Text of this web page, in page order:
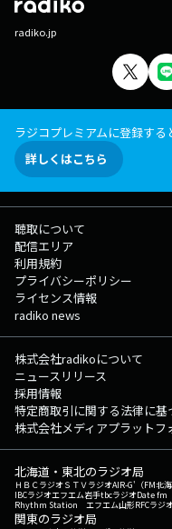
radiko.jp
ラジコプレミアムに登録す
詳しくはこちら
聴取について
配信エリア
利用規約
プライバシーポリシー
ライセンス情報
radiko news
株式会社radikoについて
ニュースリリース
採用情報
特定商取引に関する法律に基
株式会社メディアプラットフ
北海道・東北のラジオ局
ＨＢＣラジオＳＴＶラジオAIR-G'（FM北海
IBCラジオエフエム岩手tbcラジオDate fm
Rhythm Station エフエム山形RFCラジ
関東のラジオ局